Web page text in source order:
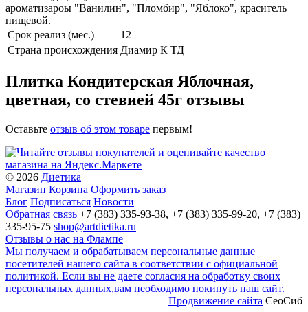
ароматизароы "Ванилин", "Пломбир", "Яблоко", краситель
пищевой.
Срок реализ (мес.)
12 —
Страна происхождения Диамир К ТД
Плитка Кондитерская Яблочная,
цветная, со стевией 45г отзывы
Оставьте отзыв об этом товаре первым!
© 2026 Диетика
Магазин Корзина Оформить заказ
Блог Подписаться Новости
Обратная связь +7 (383) 335-93-38, +7 (383) 335-99-20, +7 (383)
335-95-75 shop@artdietika.ru
Отзывы о нас на Флампе
Мы получаем и обрабатываем персональные данные
посетителей нашего сайта в соответствии с официальной
политикой. Если вы не даете согласия на обработку своих
персональных данных,вам необходимо покинуть наш сайт.
Продвижение сайта СеоСиб